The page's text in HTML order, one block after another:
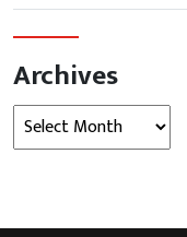
Archives
Archives